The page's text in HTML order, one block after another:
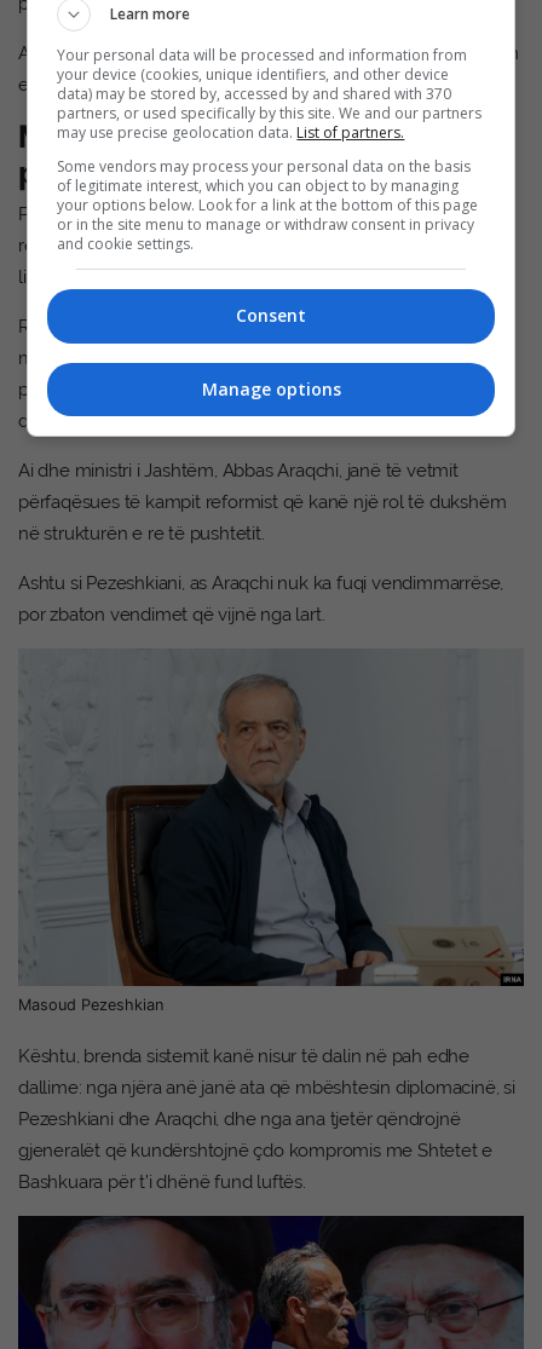
Ai shton se kjo zgjedhje nënvizon edhe më shumë dominimin
e IRGC-së në qendrat e ndryshme të pushtetit në Iran.
Masud Pezeshkian – presidenti
pa fuqi
Presidenti reformist, Masud Pezeshkian, nuk është një aktor i
rëndësishëm politik dhe nuk konsiderohet si kërcënim nga
linja e ashpër që dominon sistemin.
Roli i Pezeshkianit është kryesisht administrativ, duke
menaxhuar punët e përditshme të Qeverisë, sepse vendimet
përfundimtare për çështjet madhore, përfshirë luftën dhe
diplomacinë, merren diku tjetër.
Ai dhe ministri i Jashtëm, Abbas Araqchi, janë të vetmit
përfaqësues të kampit reformist që kanë një rol të dukshëm
në strukturën e re të pushtetit.
Ashtu si Pezeshkiani, as Araqchi nuk ka fuqi vendimmarrëse,
por zbaton vendimet që vijnë nga lart.
Masoud Pezeshkian
Kështu, brenda sistemit kanë nisur të dalin në pah edhe
dallime: nga njëra anë janë ata që mbështesin diplomacinë, si
Pezeshkiani dhe Araqchi, dhe nga ana tjetër qëndrojnë
gjeneralët që kundërshtojnë çdo kompromis me Shtetet e
Bashkuara për t’i dhënë fund luftës.
Learn more
Your personal data will be processed and information from
your device (cookies, unique identifiers, and other device
data) may be stored by, accessed by and shared with 370
partners, or used specifically by this site. We and our partners
may use precise geolocation data. List of partners.
Some vendors may process your personal data on the basis
of legitimate interest, which you can object to by managing
your options below. Look for a link at the bottom of this page
or in the site menu to manage or withdraw consent in privacy
and cookie settings.
Consent
Manage options